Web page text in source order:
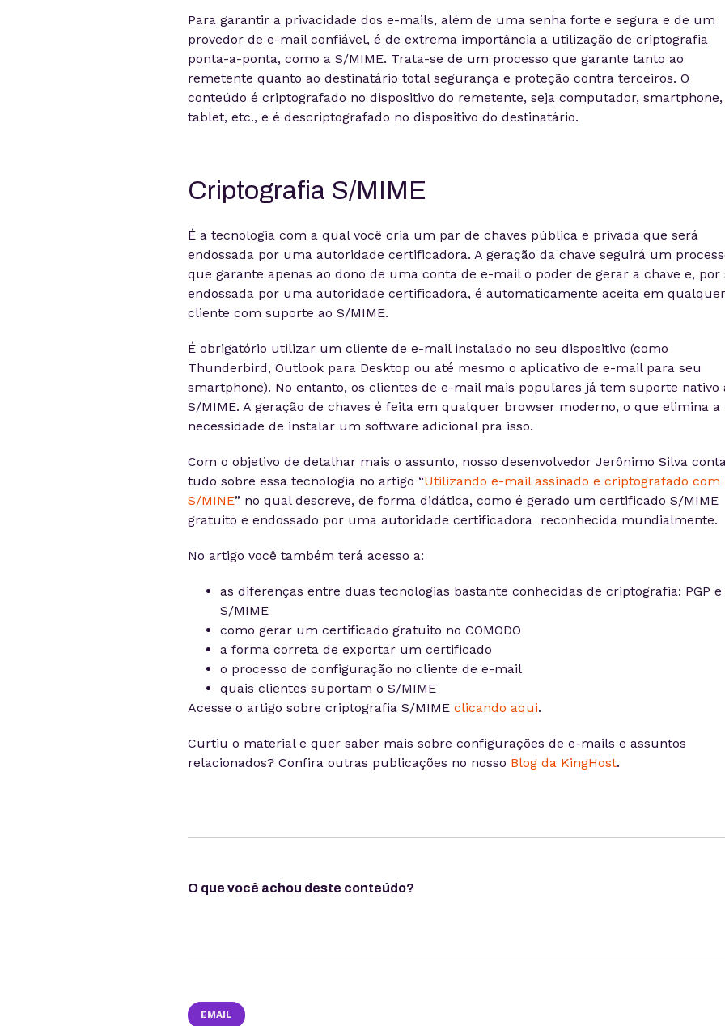
Para garantir a privacidade dos e-mails, além de uma senha forte e segura e de um
provedor de e-mail confiável, é de extrema importância a utilização de criptografia
ponta-a-ponta, como a S/MIME. Trata-se de um processo que garante tanto ao
remetente quanto ao destinatário total segurança e proteção contra terceiros. O
conteúdo é criptografado no dispositivo do remetente, seja computador, smartphone,
tablet, etc., e é descriptografado no dispositivo do destinatário.
Criptografia S/MIME
É a tecnologia com a qual você cria um par de chaves pública e privada que será
endossada por uma autoridade certificadora. A geração da chave seguirá um
que garante apenas ao dono de uma conta de e-mail o poder de gerar a chave e, por
endossada por uma autoridade certificadora, é automaticamente aceita em qualquer
cliente com suporte ao S/MIME.
É obrigatório utilizar um cliente de e-mail instalado no seu dispositivo (como
Thunderbird, Outlook para Desktop ou até mesmo o aplicativo de e-mail para seu
smartphone). No entanto, os clientes de e-mail mais populares já tem suporte nativo
S/MIME. A geração de chaves é feita em qualquer browser moderno, o que elimina a
necessidade de instalar um software adicional pra isso.
Com o objetivo de detalhar mais o assunto, nosso desenvolvedor Jerônimo Silva
tudo sobre essa tecnologia no artigo “Utilizando e-mail assinado e criptografado com
S/MINE” no qual descreve, de forma didática, como é gerado um certificado S/MIME
gratuito e endossado por uma autoridade certificadora reconhecida mundialmente.
No artigo você também terá acesso a:
as diferenças entre duas tecnologias bastante conhecidas de criptografia: PGP e
S/MIME
como gerar um certificado gratuito no COMODO
a forma correta de exportar um certificado
o processo de configuração no cliente de e-mail
quais clientes suportam o S/MIME
Acesse o artigo sobre criptografia S/MIME clicando aqui.
Curtiu o material e quer saber mais sobre configurações de e-mails e assuntos
relacionados? Confira outras publicações no nosso Blog da KingHost.
O que você achou deste conteúdo?
EMAIL